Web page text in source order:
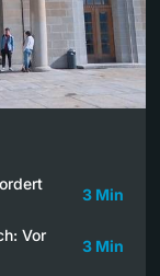
3 Min
Vor
3 Min